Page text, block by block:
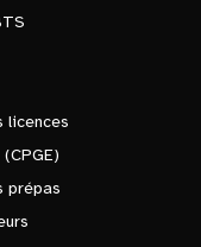
licences
prépas